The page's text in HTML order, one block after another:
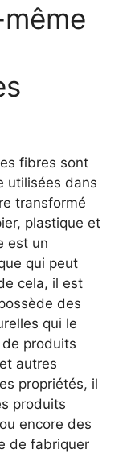
fibres sont
utilisées dans
transformé
plastique et
est un
qui peut
cela, il est
des
qui le
produits
autres
propriétés, il
produits
encore des
de fabriquer